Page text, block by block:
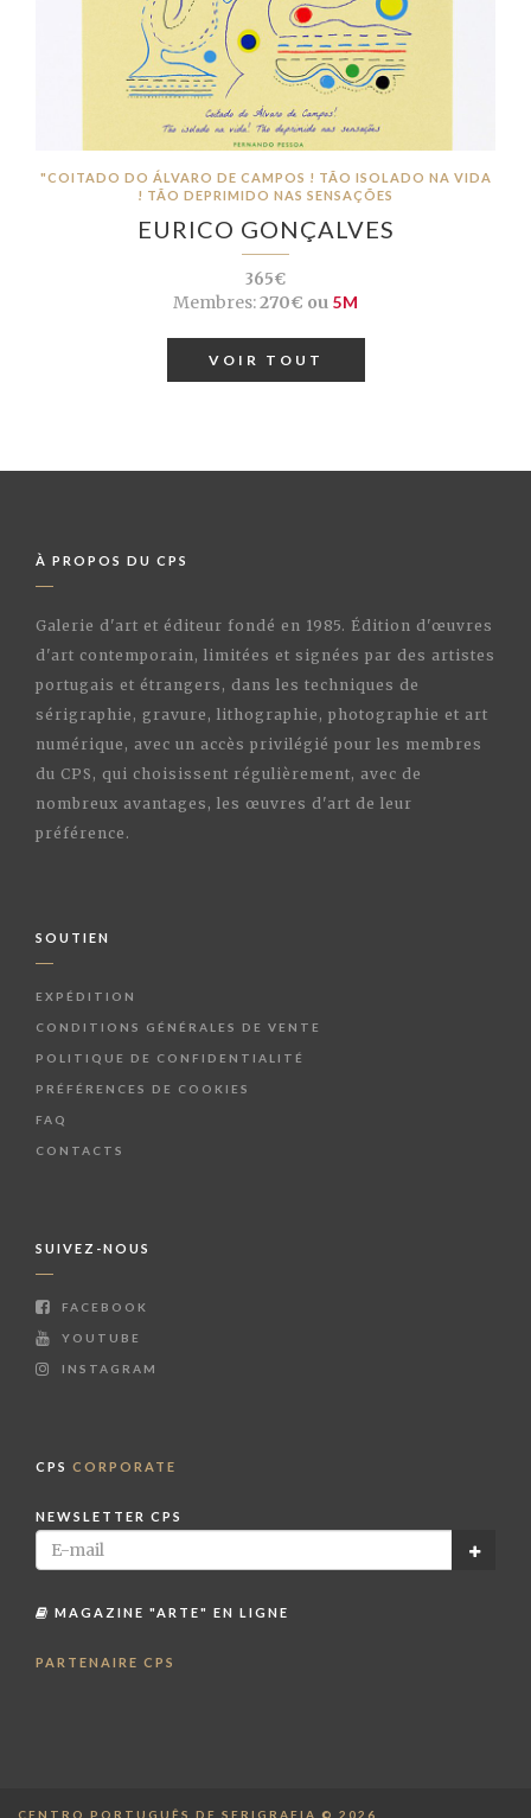
"COITADO DO ÁLVARO DE CAMPOS ! TÃO ISOLADO NA VIDA
! TÃO DEPRIMIDO NAS SENSAÇÕES
EURICO GONÇALVES
365€
Membres:270€ ou 5M
VOIR TOUT
À PROPOS DU CPS
Galerie d'art et éditeur fondé en 1985. Édition d'œuvres
d'art contemporain, limitées et signées par des artistes
portugais et étrangers, dans les techniques de
sérigraphie, gravure, lithographie, photographie et art
numérique, avec un accès privilégié pour les membres
du CPS, qui choisissent régulièrement, avec de
nombreux avantages, les œuvres d'art de leur
préférence.
SOUTIEN
EXPÉDITION
CONDITIONS GÉNÉRALES DE VENTE
POLITIQUE DE CONFIDENTIALITÉ
PRÉFÉRENCES DE COOKIES
FAQ
CONTACTS
SUIVEZ-NOUS
FACEBOOK
YOUTUBE
INSTAGRAM
CPS CORPORATE
NEWSLETTER CPS
MAGAZINE "ARTE" EN LIGNE
PARTENAIRE CPS
CENTRO PORTUGUÊS DE SERIGRAFIA © 2026